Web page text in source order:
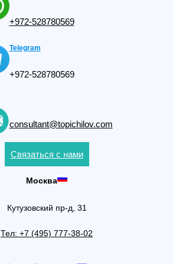
+972-528780569
Telegram
+972-528780569
consultant@topichilov.com
Связаться с нами
Москва
Кутузовский пр-д, 31
Тел: +7 (495) 777-38-02